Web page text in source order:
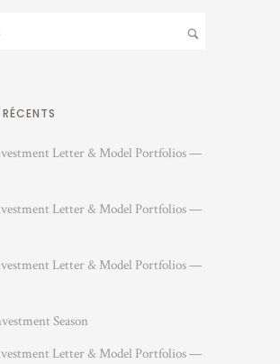
Letter & Model Portfolios —
Letter & Model Portfolios —
Letter & Model Portfolios —
Season
Letter & Model Portfolios —